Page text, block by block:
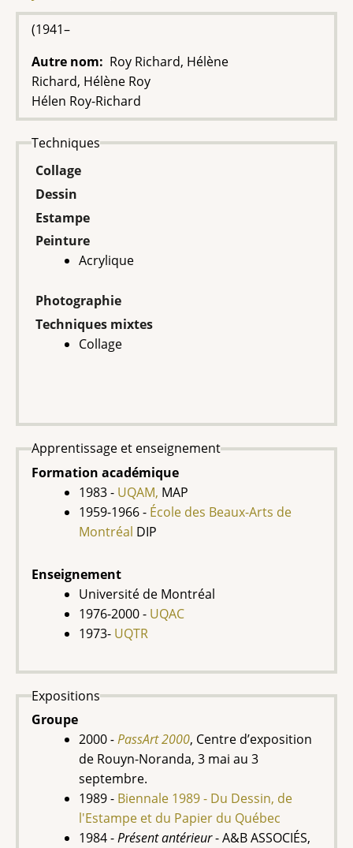
(1941–
Autre nom
Roy Richard, Hélène
Richard, Hélène Roy
Hélen Roy-Richard
Techniques
Collage
Dessin
Estampe
Peinture
Acrylique
Photographie
Techniques mixtes
Collage
Apprentissage et enseignement
Formation académique
1983 - UQAM, MAP
1959-1966 - École des Beaux-Arts de
Montréal DIP
Enseignement
Université de Montréal
1976-2000 - UQAC
1973- UQTR
Expositions
Groupe
2000-PassArt 2000, Centre d’exposition
de Rouyn-Noranda, 3 mai au 3
septembre.
1989 - Biennale 1989 - Du Dessin, de
l'Estampe et du Papier du Québec
1984 -Présent antérieur- A&B ASSOCIÉS,